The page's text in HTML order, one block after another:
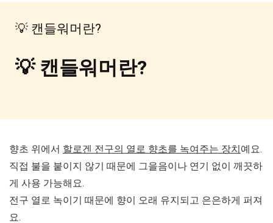
💡 캔들워머란?
💡 캔들워머란?
향초 위에서 할로겐 전구의 열로 향초를 녹여주는 장치 예요.
직접 불을 붙이지 않기 때문에 그을음이나 연기 없이 깨끗하
게 사용 가능해요.
전구 열로 녹이기 때문에 향이 오래 유지되고 은은하게 퍼져
요.